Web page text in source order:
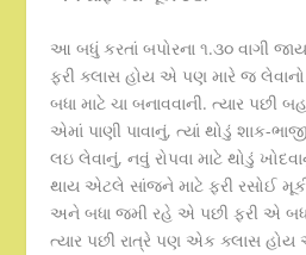
આ બધું કરતાં બપોરના ૧.૩૦ વાગી
ફરી ક્લાસ હોય એ પણ મારે જ
બધા માટે ચા બનાવવાની. ત્યાર પછી
એમાં પાણી પાવાનું, ત્યાં થોડું શાક-
લઇ લેવાનું, નવું રોપવા માટે થોડું
થાય એટલે સાંજને માટે ફરી રસોઈ
અને બધા જમી રહે એ પછી ફરી એ બધાં
ત્યાર પછી રાત્રે પણ એક ક્લાસ હોય